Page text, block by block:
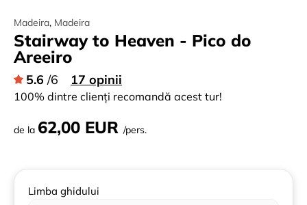
Madeira, Madeira
Stairway to Heaven - Pico do
Areeiro
5.6 /6 17 opinii
100% dintre clienți recomandă acest tur!
de la 62,00 EUR /pers.
Limba ghidului